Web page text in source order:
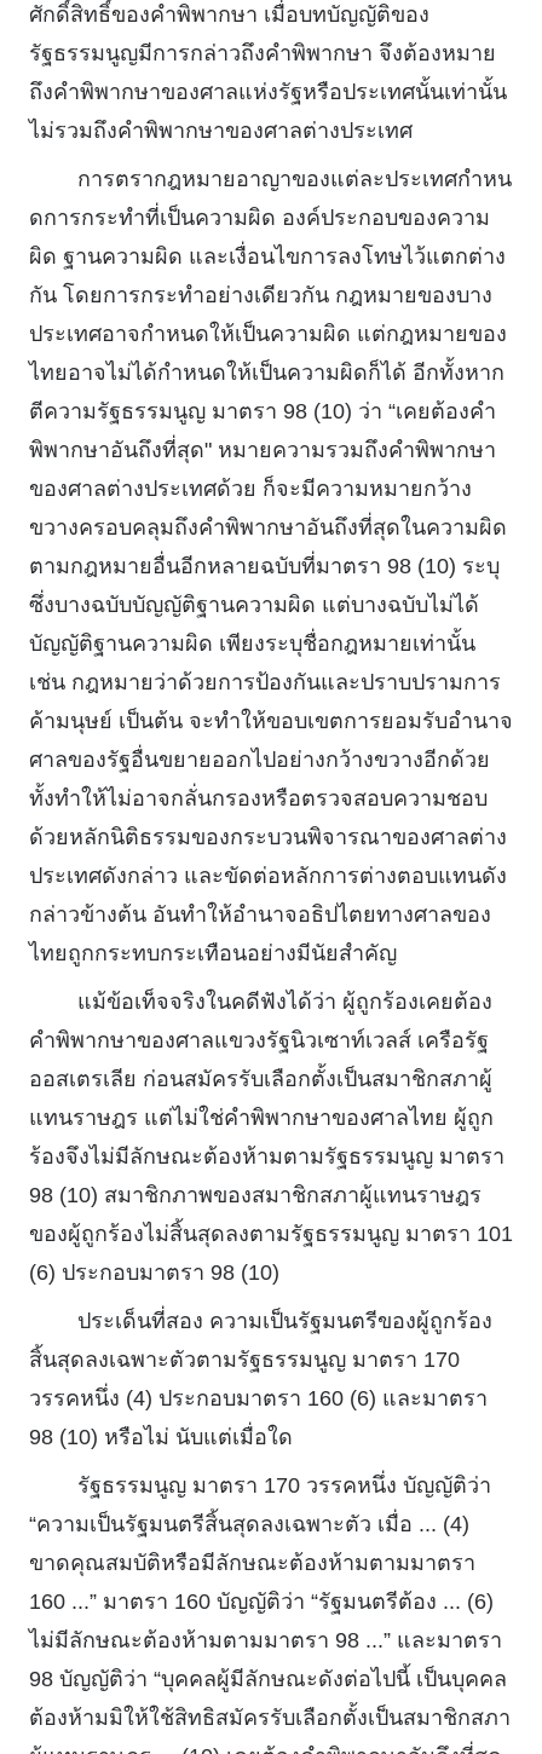
ศักดิ์สิทธิ์ของคําพิพากษา เมื่อบทบัญญัติของ
รัฐธรรมนูญมีการกล่าวถึงคําพิพากษา จึงต้องหมาย
ถึงคําพิพากษาของศาลแห่งรัฐหรือประเทศนั้นเท่านั้น
ไม่รวมถึงคําพิพากษาของศาลต่างประเทศ
การตรากฎหมายอาญาของแต่ละประเทศกําหน
ดการกระทําที่เป็นความผิด องค์ประกอบของความ
ผิด ฐานความผิด และเงื่อนไขการลงโทษไว้แตกต่าง
กัน โดยการกระทําอย่างเดียวกัน กฎหมายของบาง
ประเทศอาจกําหนดให้เป็นความผิด แต่กฎหมายของ
ไทยอาจไม่ได้กําหนดให้เป็นความผิดก็ได้ อีกทั้งหาก
ตีความรัฐธรรมนูญ มาตรา 98 (10) ว่า “เคยต้องคํา
พิพากษาอันถึงที่สุด" หมายความรวมถึงคําพิพากษา
ของศาลต่างประเทศด้วย ก็จะมีความหมายกว้าง
ขวางครอบคลุมถึงคําพิพากษาอันถึงที่สุดในความผิด
ตามกฎหมายอื่นอีกหลายฉบับที่มาตรา 98 (10) ระบุ
ซึ่งบางฉบับบัญญัติฐานความผิด แต่บางฉบับไม่ได้
บัญญัติฐานความผิด เพียงระบุชื่อกฎหมายเท่านั้น
เช่น กฎหมายว่าด้วยการป้องกันและปราบปรามการ
ค้ามนุษย์ เป็นต้น จะทําให้ขอบเขตการยอมรับอํานาจ
ศาลของรัฐอื่นขยายออกไปอย่างกว้างขวางอีกด้วย
ทั้งทําให้ไม่อาจกลั่นกรองหรือตรวจสอบความชอบ
ด้วยหลักนิติธรรมของกระบวนพิจารณาของศาลต่าง
ประเทศดังกล่าว และขัดต่อหลักการต่างตอบแทนดัง
กล่าวข้างต้น อันทําให้อํานาจอธิปไตยทางศาลของ
ไทยถูกกระทบกระเทือนอย่างมีนัยสําคัญ
แม้ข้อเท็จจริงในคดีฟังได้ว่า ผู้ถูกร้องเคยต้อง
คําพิพากษาของศาลแขวงรัฐนิวเซาท์เวลส์ เครือรัฐ
ออสเตรเลีย ก่อนสมัครรับเลือกตั้งเป็นสมาชิกสภาผู้
แทนราษฎร แต่ไม่ใช่คําพิพากษาของศาลไทย ผู้ถูก
ร้องจึงไม่มีลักษณะต้องห้ามตามรัฐธรรมนูญ มาตรา
98 (10) สมาชิกภาพของสมาชิกสภาผู้แทนราษฎร
ของผู้ถูกร้องไม่สิ้นสุดลงตามรัฐธรรมนูญ มาตรา 101
(6) ประกอบมาตรา 98 (10)
ประเด็นที่สอง ความเป็นรัฐมนตรีของผู้ถูกร้อง
สิ้นสุดลงเฉพาะตัวตามรัฐธรรมนูญ มาตรา 170
วรรคหนึ่ง (4) ประกอบมาตรา 160 (6) และมาตรา
98 (10) หรือไม่ นับแต่เมื่อใด
รัฐธรรมนูญ มาตรา 170 วรรคหนึ่ง บัญญัติว่า
“ความเป็นรัฐมนตรีสิ้นสุดลงเฉพาะตัว เมื่อ ... (4)
ขาดคุณสมบัติหรือมีลักษณะต้องห้ามตามมาตรา
160 ...” มาตรา 160 บัญญัติว่า “รัฐมนตรีต้อง ... (6)
ไม่มีลักษณะต้องห้ามตามมาตรา 98 ...” และมาตรา
98 บัญญัติว่า “บุคคลผู้มีลักษณะดังต่อไปนี้ เป็นบุคคล
ต้องห้ามมิให้ใช้สิทธิสมัครรับเลือกตั้งเป็นสมาชิกสภา